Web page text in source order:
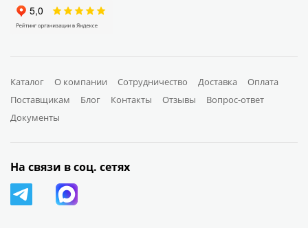
Каталог О компании Сотрудничество Доставка
Оплата
Поставщикам
Блог Контакты Отзывы
Вопрос-ответ
Документы
На связи в соц. сетях